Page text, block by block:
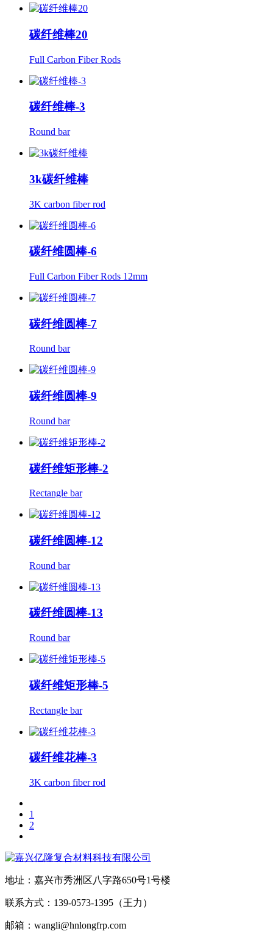
碳纤维棒20
Full Carbon Fiber Rods
碳纤维棒-3
Round bar
3k碳纤维棒
3K carbon fiber rod
碳纤维圆棒-6
Full Carbon Fiber Rods 12mm
碳纤维圆棒-7
Round bar
碳纤维圆棒-9
Round bar
碳纤维矩形棒-2
Rectangle bar
碳纤维圆棒-12
Round bar
碳纤维圆棒-13
Round bar
碳纤维矩形棒-5
Rectangle bar
碳纤维花棒-3
3K carbon fiber rod
1
2
地址：嘉兴市秀洲区八字路650号1号楼
联系方式：139-0573-1395（王力）
邮箱：wangli@hnlongfrp.com